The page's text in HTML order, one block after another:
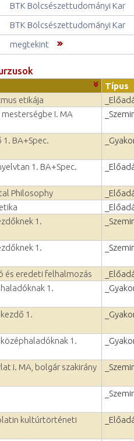
BTK Bölcsészettudományi Kar
BTK Bölcsészettudományi Kar
megtekint
Típus
etikája
I. MA
BA+Spec.
1. BA+Spec.
Philosophy
1.
1.
és eredeti felhalmozás
1.
1.
1.
I. MA, bolgár szakirány
kultúrtörténeti